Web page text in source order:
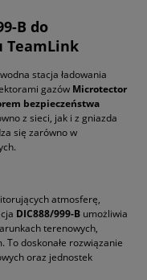
B do
TeamLink
stacja ładowania
gazów Microtector
bezpieczeństwa
z sieci, jak i z gniazda
się zarówno w
atmosferę,
DIC888/999-B umożliwia
terenowych,
doskonałe rozwiązanie
oraz jednostek